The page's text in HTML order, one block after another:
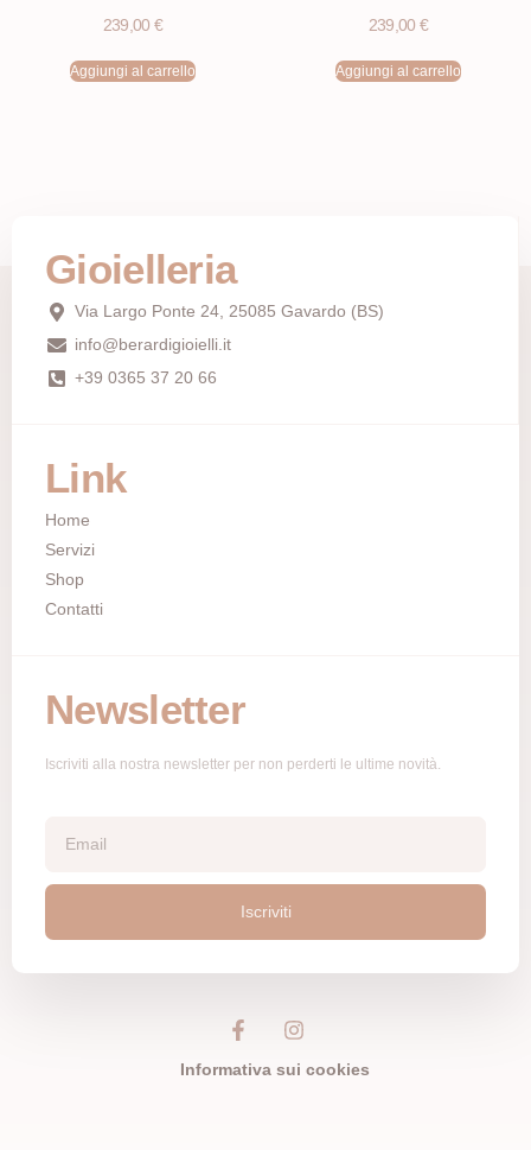
239,00 €
Aggiungi al carrello
239,00 €
Aggiungi al carrello
Gioielleria
Via Largo Ponte 24, 25085 Gavardo (BS)
info@berardigioielli.it
+39 0365 37 20 66
Link
Home
Servizi
Shop
Contatti
Newsletter
Iscriviti alla nostra newsletter per non perderti le ultime novità.
Iscriviti
Informativa sui cookies